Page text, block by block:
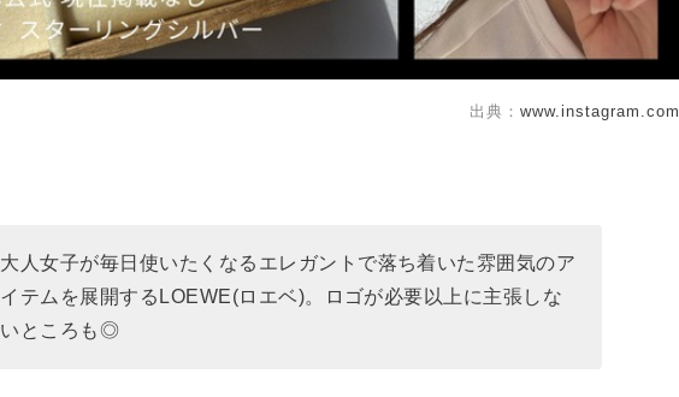
出典： www.instagram.com
大人女子が毎日使いたくなるエレガントで落ち着いた雰囲気のア
イテムを展開するLOEWE(ロエベ)。ロゴが必要以上に主張しな
いところも◎